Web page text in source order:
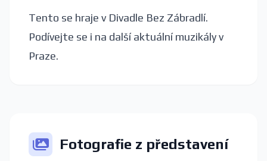
Tento se hraje v Divadle Bez Zábradlí.
Podívejte se i na další aktuální muzikály v
Praze.
Fotografie z představení